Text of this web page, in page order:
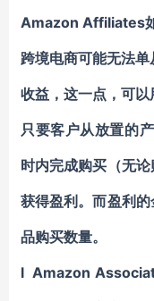
Amazon Affiliates
跨境电商可能无法
收益，这一点，可以
只要客户从放置的
时内完成购买（无
获得盈利。而盈利
品购买数量。
lAmazon